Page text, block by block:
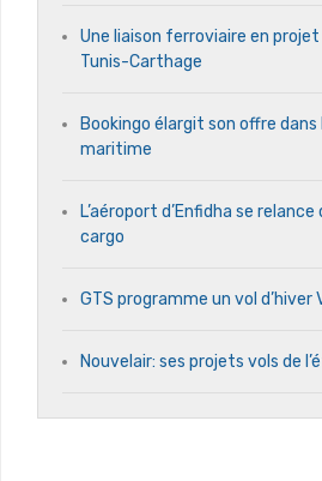
Une liaison ferroviaire en
Tunis-Carthage
Bookingo élargit son offre
maritime
L’aéroport d’Enfidha se
cargo
GTS programme un vol
Nouvelair: ses projets vols de